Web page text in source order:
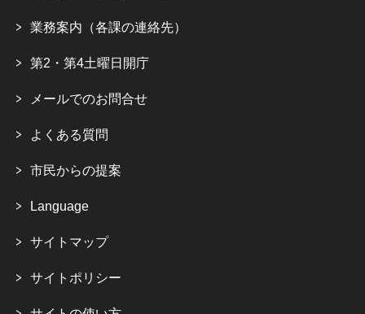
業務案内（各課の連絡先）
第2・第4土曜日開庁
メールでのお問合せ
よくある質問
市民からの提案
Language
サイトマップ
サイトポリシー